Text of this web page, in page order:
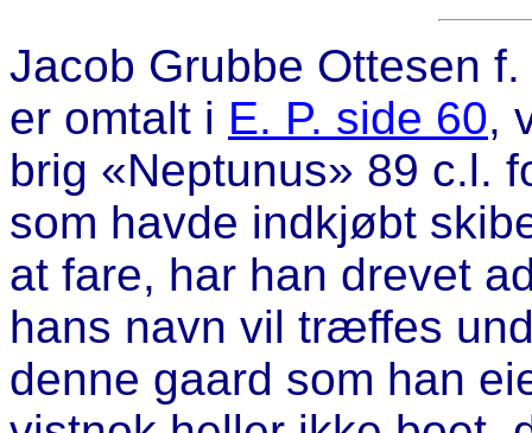
Jacob Grubbe Ottesen f.
er omtalt i E. P. side 60,
brig «Neptunus» 89 c.l.
som havde indkjøbt
at fare, har han drevet
hans navn vil træffes
denne gaard som han